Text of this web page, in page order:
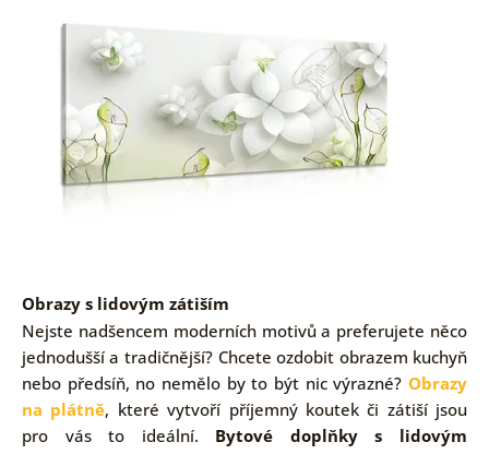
Obrazy s lidovým zátiším
Nejste nadšencem moderních motivů a preferujete něco
jednodušší a tradičnější? Chcete ozdobit obrazem kuchyň
nebo předsíň, no nemělo by to být nic výrazné?Obrazy
na plátně, které vytvoří příjemný koutek či zátiší jsou
pro vás to ideální. Bytové doplňky s lidovým